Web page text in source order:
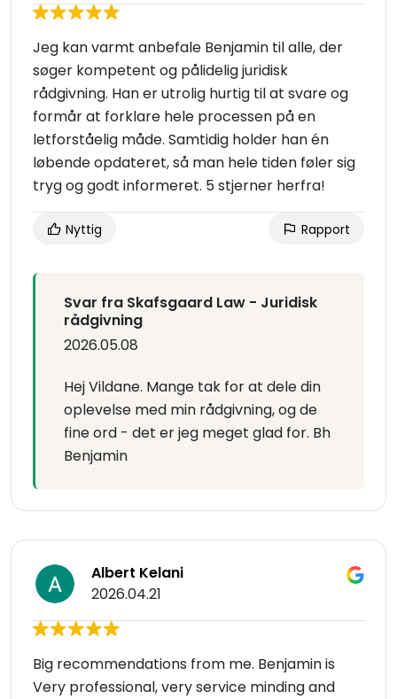
Jeg kan varmt anbefale Benjamin til alle, der
søger kompetent og pålidelig juridisk
rådgivning. Han er utrolig hurtig til at svare og
formår at forklare hele processen på en
letforståelig måde. Samtidig holder han én
løbende opdateret, så man hele tiden føler sig
tryg og godt informeret. 5 stjerner herfra!
Nyttig Rapport
Svar fra Skafsgaard Law - Juridisk
rådgivning
2026.05.08
Hej Vildane. Mange tak for at dele din
oplevelse med min rådgivning, og de
fine ord - det er jeg meget glad for. Bh
Benjamin
Albert Kelani
2026.04.21
Big recommendations from me. Benjamin is
Very professional, very service minding and